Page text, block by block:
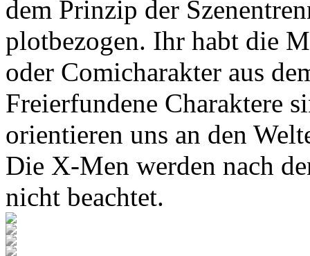
dem Prinzip der
plotbezogen. Ihr habt die
oder Comicharakter aus
Freierfundene Charaktere
orientieren uns an den
Die X-Men werden nach
nicht beachtet.